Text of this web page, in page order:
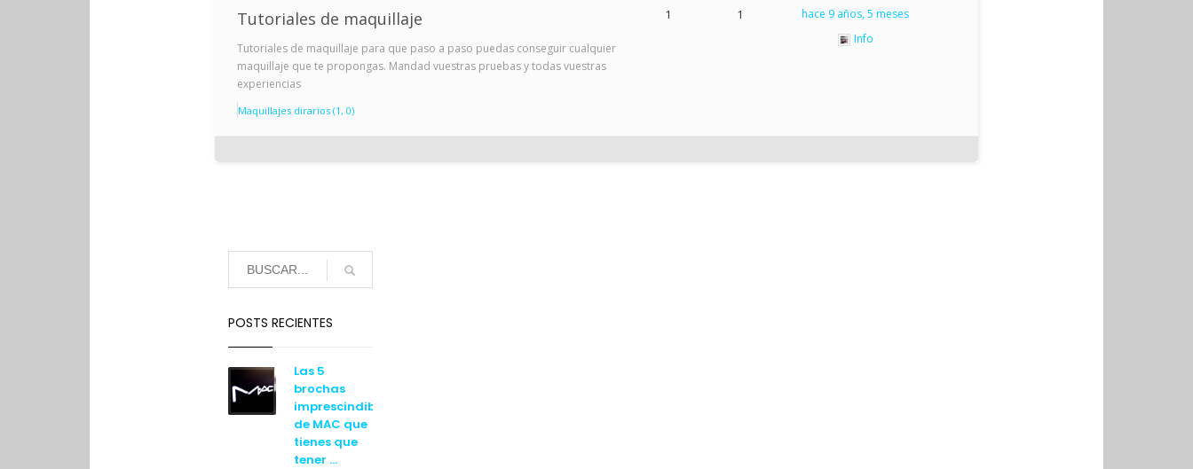
Tutoriales de maquillaje
Tutoriales de maquillaje para que paso a paso puedas conseguir cualquier
maquillaje que te propongas. Mandad vuestras pruebas y todas vuestras
experiencias
Maquillajes dirarios (1, 0)
1 1
hace 9 años, 5 meses
Info
POSTS RECIENTES
Las 5
brochas
imprescindibles
de MAC que
tienes que
tener …